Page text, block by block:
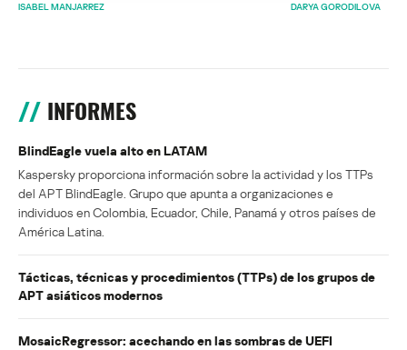
ISABEL MANJARREZ
DARYA GORODILOVA
INFORMES
BlindEagle vuela alto en LATAM
Kaspersky proporciona información sobre la actividad y los TTPs
del APT BlindEagle. Grupo que apunta a organizaciones e
individuos en Colombia, Ecuador, Chile, Panamá y otros países de
América Latina.
Tácticas, técnicas y procedimientos (TTPs) de los grupos de
APT asiáticos modernos
MosaicRegressor: acechando en las sombras de UEFI